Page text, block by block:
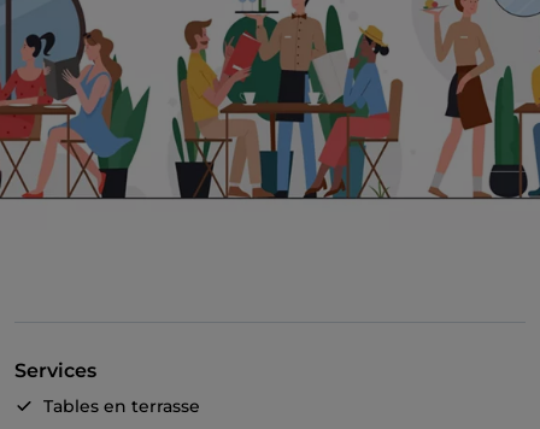
Services
Tables en terrasse